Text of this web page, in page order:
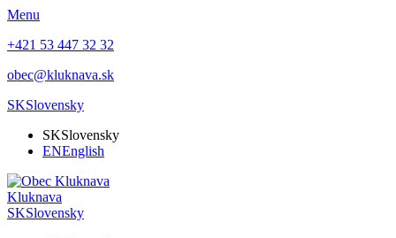
Menu
+421 53 447 32 32
obec@kluknava.sk
SKSlovensky
SKSlovensky
ENEnglish
Kluknava
SKSlovensky